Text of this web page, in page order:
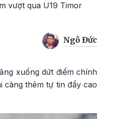
vượt qua U19 Timor
Ngô Đức
xuống dứt điểm chính
càng thêm tự tin đẩy cao